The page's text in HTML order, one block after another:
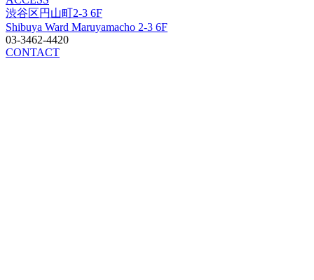
渋谷区円山町2-3 6F
Shibuya Ward Maruyamacho 2-3 6F
03-3462-4420
CONTACT